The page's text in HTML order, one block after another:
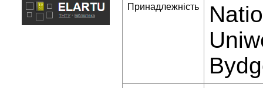
Принадлежність